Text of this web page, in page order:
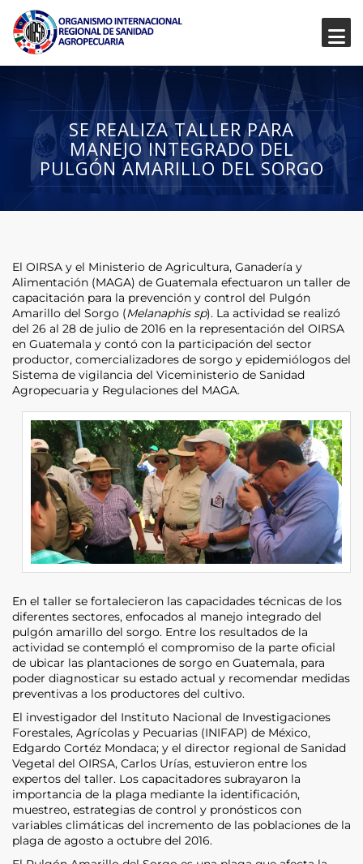
SE REALIZA TALLER PARA
MANEJO INTEGRADO DEL
PULGÓN AMARILLO DEL SORGO
El OIRSA y el Ministerio de Agricultura, Ganadería y
Alimentación (MAGA) de Guatemala efectuaron un taller de
capacitación para la prevención y control del Pulgón
Amarillo del Sorgo (Melanaphis sp). La actividad se realizó
del 26 al 28 de julio de 2016 en la representación del OIRSA
en Guatemala y contó con la participación del sector
productor, comercializadores de sorgo y epidemiólogos del
Sistema de vigilancia del Viceministerio de Sanidad
Agropecuaria y Regulaciones del MAGA.
En el taller se fortalecieron las capacidades técnicas de los
diferentes sectores, enfocados al manejo integrado del
pulgón amarillo del sorgo. Entre los resultados de la
actividad se contempló el compromiso de la parte oficial
de ubicar las plantaciones de sorgo en Guatemala, para
poder diagnosticar su estado actual y recomendar medidas
preventivas a los productores del cultivo.
El investigador del Instituto Nacional de Investigaciones
Forestales, Agrícolas y Pecuarias (INIFAP) de México,
Edgardo Cortéz Mondaca; y el director regional de Sanidad
Vegetal del OIRSA, Carlos Urías, estuvieron entre los
expertos del taller. Los capacitadores subrayaron la
importancia de la plaga mediante la identificación,
muestreo, estrategias de control y pronósticos con
variables climáticas del incremento de las poblaciones de la
plaga de agosto a octubre del 2016.